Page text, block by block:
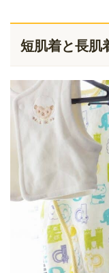
短肌着と長肌